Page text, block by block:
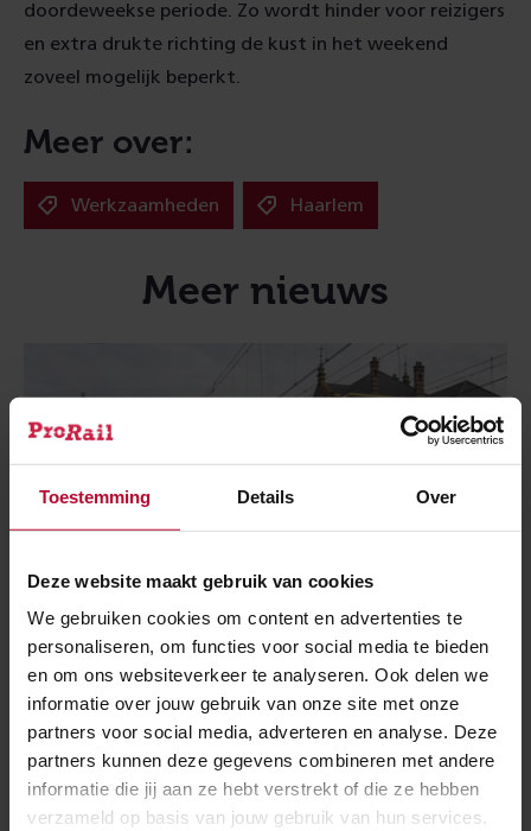
Toestemming Details Over
Deze website maakt gebruik van cookies
We gebruiken cookies om content en advertenties te
personaliseren, om functies voor social media te bieden
en om ons websiteverkeer te analyseren. Ook delen we
informatie over jouw gebruik van onze site met onze
partners voor social media, adverteren en analyse. Deze
partners kunnen deze gegevens combineren met andere
informatie die jij aan ze hebt verstrekt of die ze hebben
verzameld op basis van jouw gebruik van hun services.
doordeweekse periode. Zo wordt hinder voor reizigers
en extra drukte richting de kust in het weekend
zoveel mogelijk beperkt.
Meer over:
Werkzaamheden Haarlem
Meer nieuws
Elf dagen hinder voor reizigers tussen
Utrecht en ’s-Hertogenbosch
30 juli 2026